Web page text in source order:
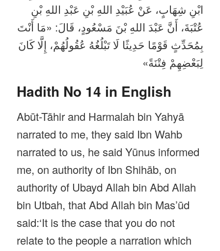
ابْنِ شِهَابٍ، عَنْ عُبَيْدِ اللهِ بْنِ عَبْدِ اللهِ بْنِ
عُتْبَةَ، أَنَّ عَبْدَ اللهِ بْنَ مَسْعُودٍ، قَالَ: «مَا أَنْتَ
بِمُحَدِّثٍ قَوْمًا حَدِيثًا لَا تَبْلُغُهُ عُقُولُهُمْ، إِلَّا كَانَ
لِبَعْضِهِمْ فِتْنَةً»
Hadith No 14 in English
Abūt-Tāhir and Harmalah bin Yahyā
narrated to me, they said Ibn Wahb
narrated to us, he said Yūnus informed
me, on authority of Ibn Shihāb, on
authority of Ubayd Allah bin Abd Allah
bin Utbah, that Abd Allah bin Mas’ūd
said:‘It is the case that you do not
relate to the people a narration which